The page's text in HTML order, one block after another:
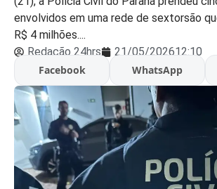
envolvidos em uma rede de sextorsão
R$ 4 milhões....
Redação 24hrs
21/05/202612:10
Facebook
WhatsApp